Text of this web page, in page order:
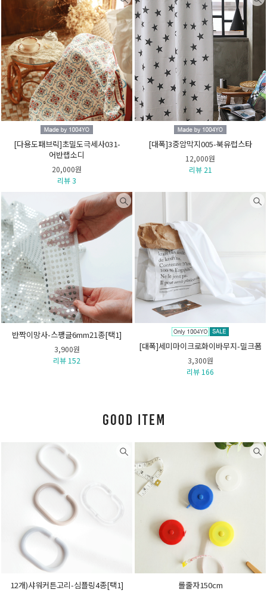
[다용도패브릭]초밀도극세사031-
어반랩소디
20,000원
리뷰 3
[대폭]3중암막지005-북유럽스타
12,000원
리뷰 21
반짝이망사-스팽글6mm21종[택1]
3,900원
리뷰 152
[대폭]세미마이크로화이바무지-밀크폼
3,300원
리뷰 166
12개)샤워커튼고리-심플링4종[택1] 롤줄자150cm